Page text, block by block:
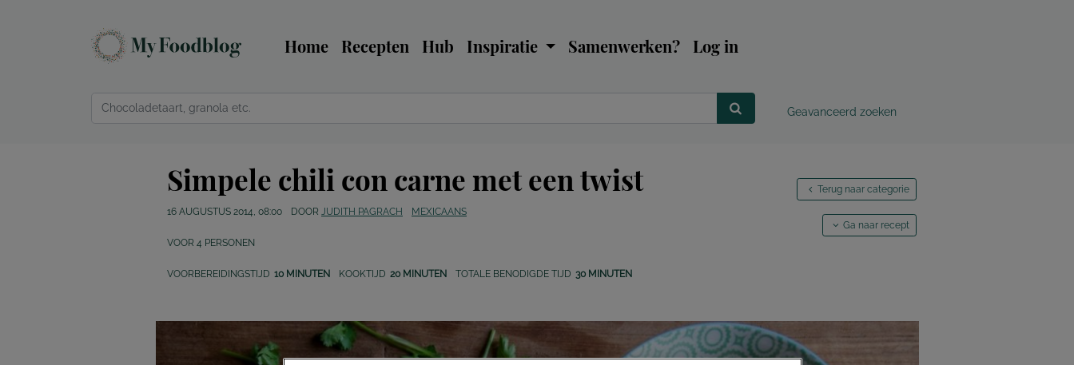
Home Recepten Hub Inspiratie Samenwerken? Log in
Geavanceerd zoeken
Simpele chili con carne met een twist
16 AUGUSTUS 2014, 08:00 DOOR JUDITH PAGRACH MEXICAANS
VOOR 4 PERSONEN
VOORBEREIDINGSTIJD 10 MINUTEN KOOKTIJD 20 MINUTEN TOTALE BENODIGDE TIJD 30 MINUTEN
Terug naar categorie
Ga naar recept